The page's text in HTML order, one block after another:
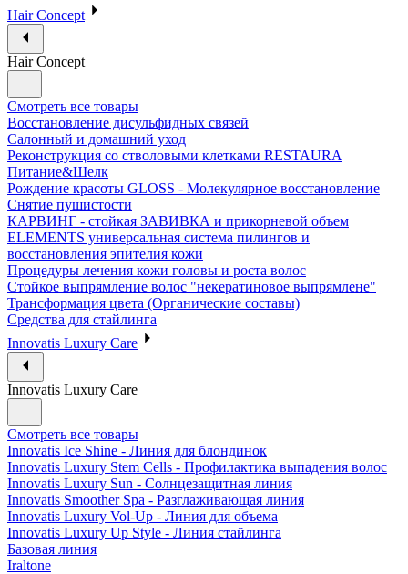
Hair Concept
Hair Concept
Смотреть все товары
Восстановление дисульфидных связей
Салонный и домашний уход
Реконструкция со стволовыми клетками RESTAURA
Питание&Шелк
Рождение красоты GLOSS - Молекулярное восстановление
Снятие пушистости
КАРВИНГ - стойкая ЗАВИВКА и прикорневой объем
ELEMENTS универсальная система пилингов и
восстановления эпителия кожи
Процедуры лечения кожи головы и роста волос
Стойкое выпрямление волос "некератиновое выпрямлене"
Трансформация цвета (Органические составы)
Средства для стайлинга
Innovatis Luxury Care
Innovatis Luxury Care
Смотреть все товары
Innovatis Ice Shine - Линия для блондинок
Innovatis Luxury Stem Cells - Профилактика выпадения волос
Innovatis Luxury Sun - Солнцезащитная линия
Innovatis Smoother Spa - Разглаживающая линия
Innovatis Luxury Vol-Up - Линия для объема
Innovatis Luxury Up Style - Линия стайлинга
Базовая линия
Iraltone